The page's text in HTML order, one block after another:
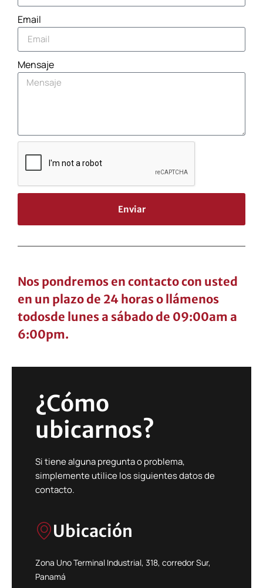
Email
Mensaje
Enviar
Nos pondremos en contacto con usted
en un plazo de 24 horas o llámenos
todosde lunes a sábado de 09:00am a
6:00pm.
¿Cómo
ubicarnos?
Si tiene alguna pregunta o problema,
simplemente utilice los siguientes datos de
contacto.
Ubicación
Zona Uno Terminal Industrial, 318, corredor Sur,
Panamá